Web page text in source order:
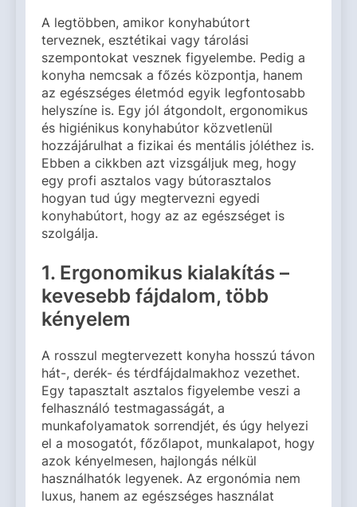
A legtöbben, amikor konyhabútort
terveznek, esztétikai vagy tárolási
szempontokat vesznek figyelembe. Pedig a
konyha nemcsak a főzés központja, hanem
az egészséges életmód egyik legfontosabb
helyszíne is. Egy jól átgondolt, ergonomikus
és higiénikus konyhabútor közvetlenül
hozzájárulhat a fizikai és mentális jóléthez is.
Ebben a cikkben azt vizsgáljuk meg, hogy
egy profi asztalos vagy bútorasztalos
hogyan tud úgy megtervezni egyedi
konyhabútort, hogy az az egészséget is
szolgálja.
1. Ergonomikus kialakítás –
kevesebb fájdalom, több
kényelem
A rosszul megtervezett konyha hosszú távon
hát-, derék- és térdfájdalmakhoz vezethet.
Egy tapasztalt asztalos figyelembe veszi a
felhasználó testmagasságát, a
munkafolyamatok sorrendjét, és úgy helyezi
el a mosogatót, főzőlapot, munkalapot, hogy
azok kényelmesen, hajlongás nélkül
használhatók legyenek. Az ergonómia nem
luxus, hanem az egészséges használat